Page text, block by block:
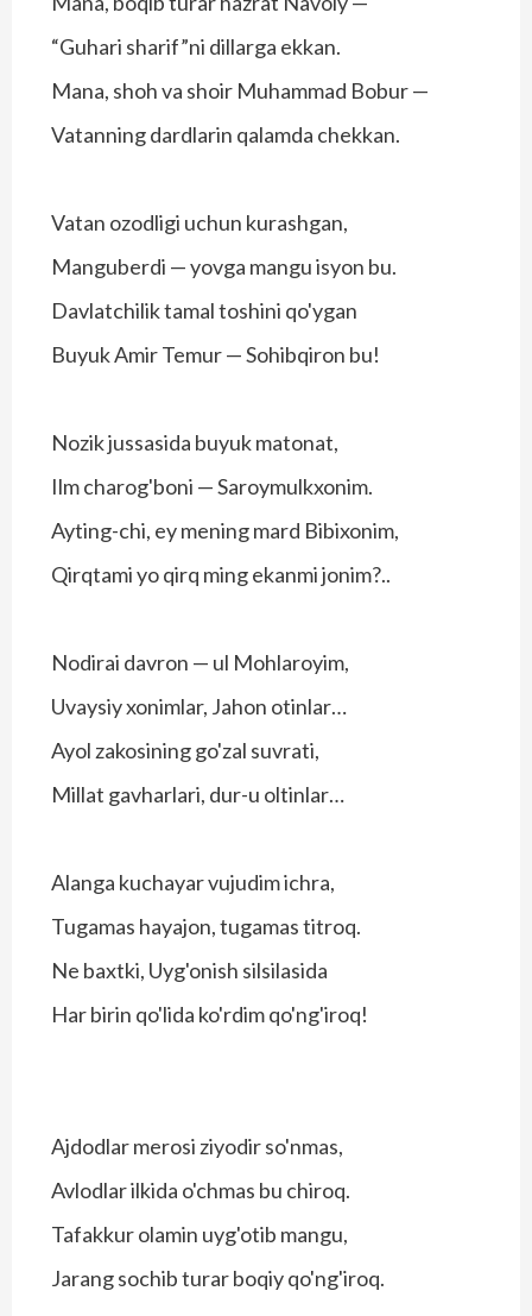
“Guhari sharif”ni dillarga ekkan.
Mana, shoh va shoir Muhammad Bobur —
Vatanning dardlarin qalamda chekkan.
Vatan ozodligi uchun kurashgan,
Manguberdi — yovga mangu isyon bu.
Davlatchilik tamal toshini qo'ygan
Buyuk Amir Temur — Sohibqiron bu!
Nozik jussasida buyuk matonat,
Ilm charog'boni — Saroymulkxonim.
Ayting-chi, ey mening mard Bibixonim,
Qirqtami yo qirq ming ekanmi jonim?..
Nodirai davron — ul Mohlaroyim,
Uvaysiy xonimlar, Jahon otinlar…
Ayol zakosining go'zal suvrati,
Millat gavharlari, dur-u oltinlar…
Alanga kuchayar vujudim ichra,
Tugamas hayajon, tugamas titroq.
Ne baxtki, Uyg'onish silsilasida
Har birin qo'lida ko'rdim qo'ng'iroq!
Ajdodlar merosi ziyodir so'nmas,
Avlodlar ilkida o'chmas bu chiroq.
Tafakkur olamin uyg'otib mangu,
Jarang sochib turar boqiy qo'ng'iroq.